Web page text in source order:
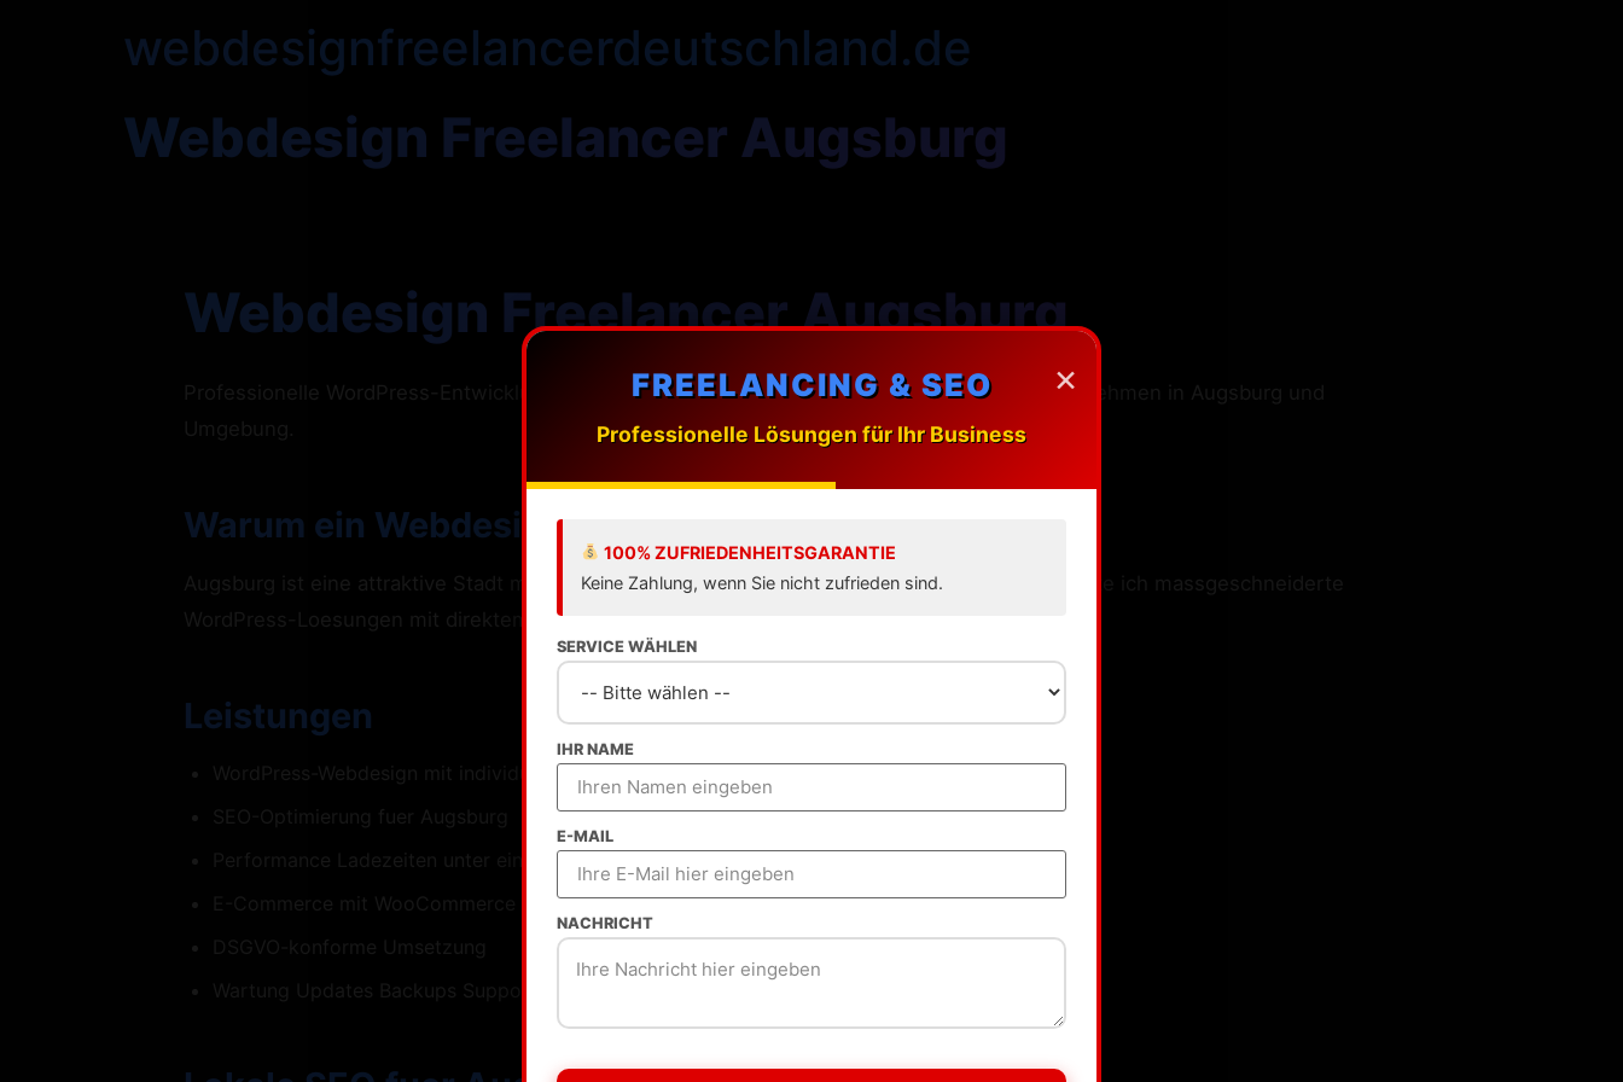
×
FREELANCING & SEO
Professionelle Lösungen für Ihr Business
100% ZUFRIEDENHEITSGARANTIE
Keine Zahlung, wenn Sie nicht zufrieden sind.
SERVICE WÄHLEN
IHR NAME
E-MAIL
NACHRICHT
webdesignfreelancerdeutschland.de
Webdesign Freelancer Augsburg
Webdesign Freelancer Augsburg
Professionelle WordPress-Entwicklung massgeschneiderte Webdesign-Loesungen fuer Unternehmen in Augsburg und
Warum ein Webdesign Freelancer in Augsburg?
Augsburg ist eine attraktive Stadt mit wirtschaftlichem Potenzial. Als Webdesign Freelancer biete ich massgeschneiderte
WordPress-Loesungen mit direktem Kontakt zum Entwickler.
Leistungen
WordPress-Webdesign mit individuellen Designs
Performance Ladezeiten unter einer Sekunde